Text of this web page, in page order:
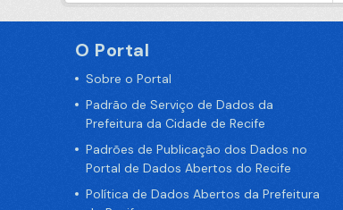
O Portal
Sobre o Portal
Padrão de Serviço de Dados da
Prefeitura da Cidade de Recife
Padrões de Publicação dos Dados no
Portal de Dados Abertos do Recife
Política de Dados Abertos da Prefeitura